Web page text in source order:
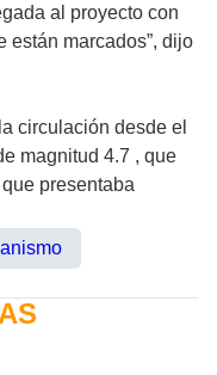
al proyecto con
están marcados”, dijo
circulación desde el
magnitud 4.7 , que
presentaba